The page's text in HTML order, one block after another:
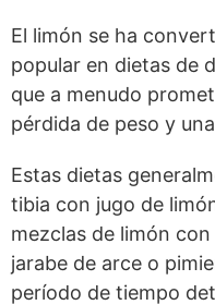
El limón se ha
popular en dietas de
que a menudo
pérdida de peso y
Estas dietas
tibia con jugo de
mezclas de limón
jarabe de arce o
período de tiempo